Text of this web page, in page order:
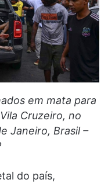
em mata para
Cruzeiro, no
Janeiro, Brasil –
do país,